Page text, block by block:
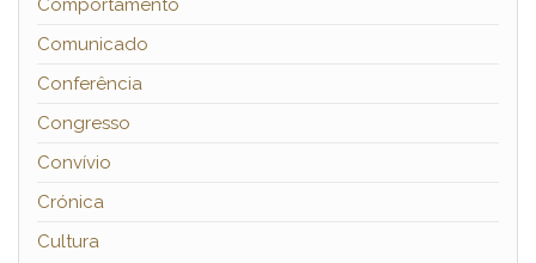
Comportamento
Comunicado
Conferência
Congresso
Convívio
Crónica
Cultura